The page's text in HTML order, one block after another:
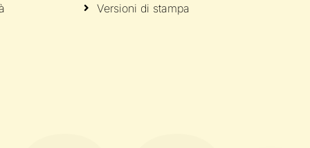
Versioni di stampa